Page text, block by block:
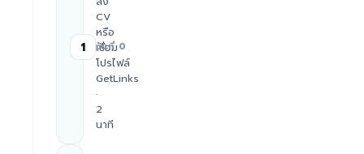
1
CV
หรือ
เชื่อม
โปรไฟล์
GetLinks
·
2
นาที
วันที่ 0